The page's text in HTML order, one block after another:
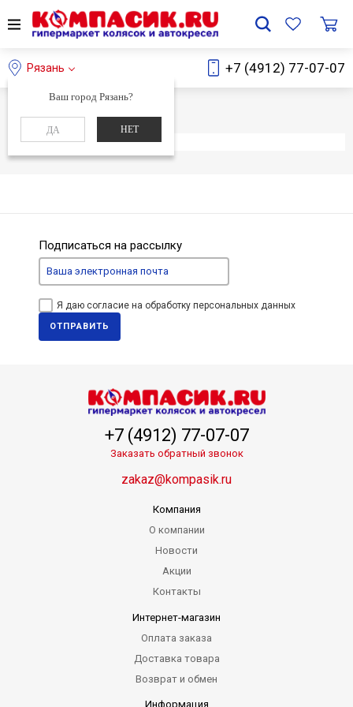
Рязань
Ваш город Рязань?
ДА НЕТ
+7 (4912) 77-07-07
Главная Каталог
Элемент не найден
Подписаться на рассылку
Я даю согласие на обработку персональных данных
ОТПРАВИТЬ
+7 (4912) 77-07-07
Заказать обратный звонок
zakaz@kompasik.ru
Компания
О компании
Новости
Акции
Контакты
Интернет-магазин
Оплата заказа
Доставка товара
Возврат и обмен
Информация